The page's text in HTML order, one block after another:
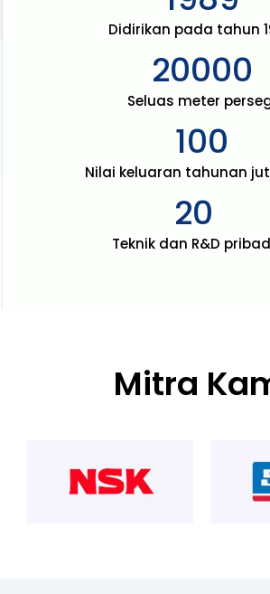
Didirikan pada tahun
20000
Seluas meter
100
Nilai keluaran tahunan
20
Teknik dan R&D
Mitra